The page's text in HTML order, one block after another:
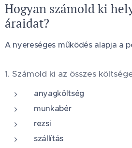
Hogyan számold ki
áraidat?
A nyereséges működés alapja a
1. Számold ki az összes
anyagköltség
munkabér
rezsi
szállítás